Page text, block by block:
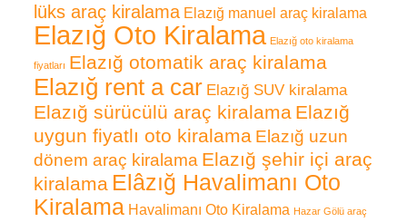
lüks araç kiralama Elazığ manuel araç kiralama
Elazığ Oto Kiralama Elazığ oto kiralama
fiyatları Elazığ otomatik araç kiralama
Elazığ rent a car Elazığ SUV kiralama
Elazığ sürücülü araç kiralama Elazığ
uygun fiyatlı oto kiralama Elazığ uzun
dönem araç kiralama Elazığ şehir içi araç
kiralama Elâzığ Havalimanı Oto
Kiralama Havalimanı Oto Kiralama Hazar Gölü araç